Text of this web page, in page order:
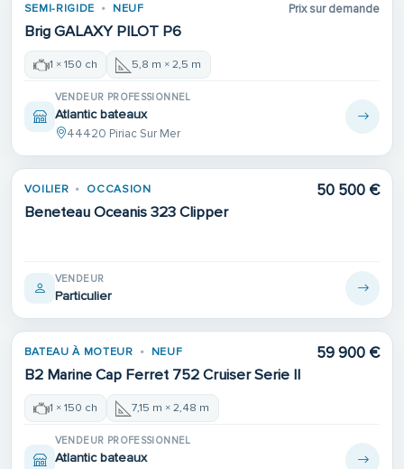
SEMI-RIGIDE NEUF
Brig GALAXY PILOT P6
Prix sur demande
1 × 150 ch 5,8 m × 2,5 m
VENDEUR PROFESSIONNEL
Atlantic bateaux
44420 Piriac Sur Mer
VOILIER OCCASION
Beneteau Oceanis 323 Clipper
50 500 €
VENDEUR
Particulier
BATEAU À MOTEUR NEUF
B2 Marine Cap Ferret 752 Cruiser Serie II
59 900 €
1 × 150 ch 7,15 m × 2,48 m
VENDEUR PROFESSIONNEL
Atlantic bateaux